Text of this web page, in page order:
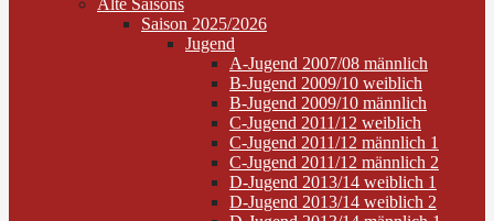
Alte Saisons
Saison 2025/2026
Jugend
A-Jugend 2007/08 männlich
B-Jugend 2009/10 weiblich
B-Jugend 2009/10 männlich
C-Jugend 2011/12 weiblich
C-Jugend 2011/12 männlich 1
C-Jugend 2011/12 männlich 2
D-Jugend 2013/14 weiblich 1
D-Jugend 2013/14 weiblich 2